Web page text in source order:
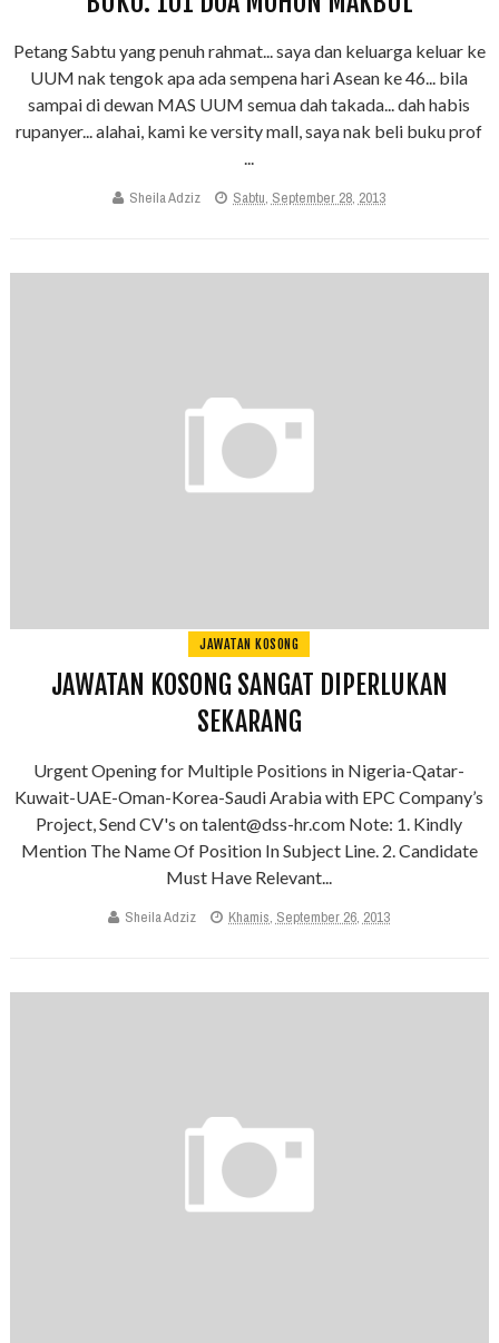
Petang Sabtu yang penuh rahmat... saya dan keluarga keluar ke
UUM nak tengok apa ada sempena hari Asean ke 46... bila
sampai di dewan MAS UUM semua dah takada... dah habis
rupanyer... alahai, kami ke versity mall, saya nak beli buku prof
...
Sheila Adziz Sabtu, September 28, 2013
JAWATAN KOSONG
JAWATAN KOSONG SANGAT DIPERLUKAN
SEKARANG
Urgent Opening for Multiple Positions in Nigeria-Qatar-
Kuwait-UAE-Oman-Korea-Saudi Arabia with EPC Company’s
Project, Send CV's on talent@dss-hr.com Note: 1. Kindly
Mention The Name Of Position In Subject Line. 2. Candidate
Must Have Relevant...
Sheila Adziz Khamis, September 26, 2013